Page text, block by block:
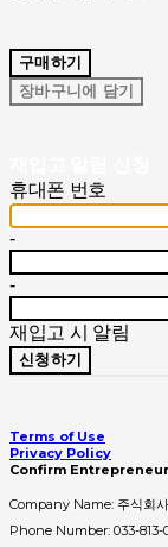
구매하기
장바구니에 담기
휴대폰 번호
-
-
재입고 시 알림
신청하기
Terms of Use
Privacy Policy
Confirm
Company Name: 주식회
Phone Number: 033-